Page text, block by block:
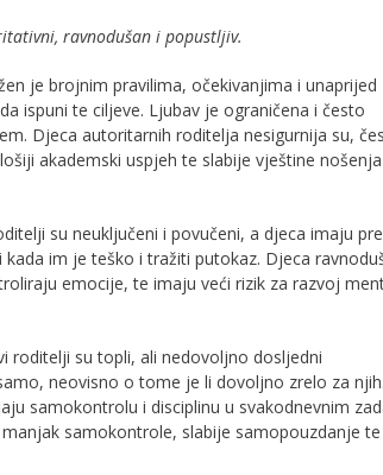
ravnodušan i popustljiv.
je brojnim pravilima, očekivanjima i unaprijed
ispuni te ciljeve. Ljubav je ograničena i često
Djeca autoritarnih roditelja nesigurnija su,
akademski uspjeh te slabije vještine
su neuključeni i povučeni, a djeca imaju
im je teško i tražiti putokaz. Djeca
emocije, te imaju veći rizik za razvoj
roditelji su topli, ali nedovoljno dosljedni
neovisno o tome je li dovoljno zrelo za
samokontrolu i disciplinu u svakodnevnim
samokontrole, slabije samopouzdanje te